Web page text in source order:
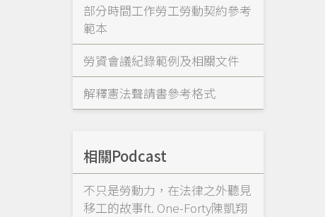
部分時間工作勞工勞動契約參考
範本
勞資會議紀錄範例及相關文件
解釋憲法聲請書參考格式
相關Podcast
不只是勞動力，在法律之外聽見
移工的故事ft. One-Forty陳凱翔